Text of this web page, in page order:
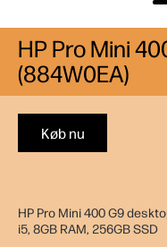
Køb nu
HP Pro Mini 400 G9
i5, 8GB RAM, 256GB SSD
HP Pro Mini
(884W0EA)